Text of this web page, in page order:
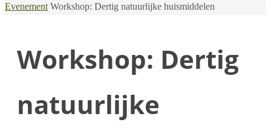
Home
Evenement Workshop: Dertig natuurlijke huismiddelen
Workshop: Dertig
natuurlijke